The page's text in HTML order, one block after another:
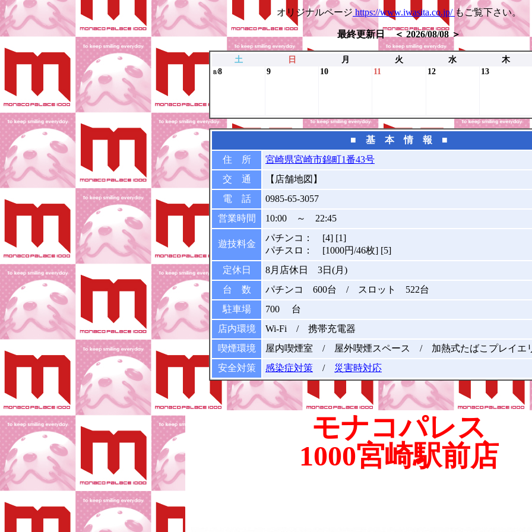
オリジナルページ https://www.iwasita.co.jp/もご覧下さい。
最終更新日 ＜ 2026/08/08 ＞
土 日 月 火 水 木
8/8 9 10 11 12 13
■ 基 本 情 報 ■
住 所
宮崎県宮崎市錦町1番43号
交 通
【店舗地図】
電 話
0985-65-3057
営業時間
10:00 ～ 22:45
遊技料金
パチンコ： [4] [1]
パチスロ： [1000円/46枚] [5]
定休日
8月店休日 3日(月)
台 数
パチンコ 600台 / スロット 522台
駐車場
700 台
店内環境
Wi-Fi / 携帯充電器
喫煙環境
屋内喫煙室 / 屋外喫煙スペース / 加熱式たばこプレイエ
安全対策
感染症対策 / 災害時対応
モナコパレス
1000宮崎駅前店